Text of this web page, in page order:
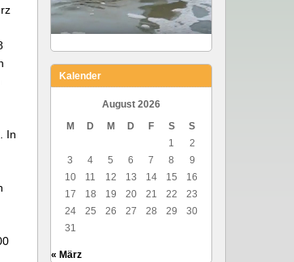
In
Kalender
August 2026
M
D M D F S
S
1
2
3
4 5 6 7 8
9
10
11 12 13 14 15
16
17
18 19 20 21 22
23
24
25 26 27 28 29
30
31
« März